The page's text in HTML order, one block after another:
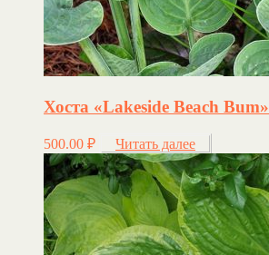
Хоста «Lakeside Beach Bum»
500.00 ₽ Читать далее